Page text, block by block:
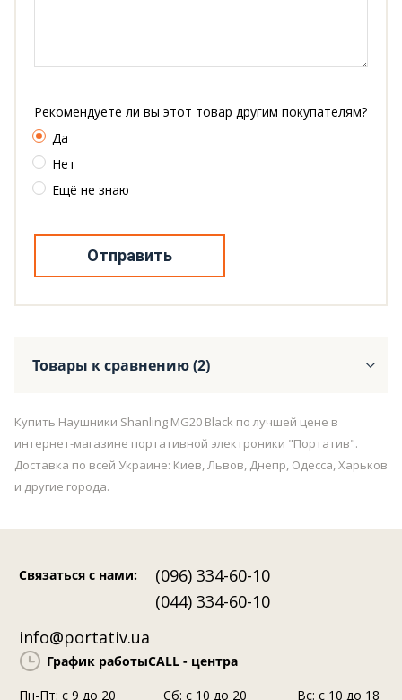
Рекомендуете ли вы этот товар другим покупателям?
Да
Нет
Ещё не знаю
Отправить
Товары к сравнению (2)
Купить Наушники Shanling MG20 Black по лучшей цене в
интернет-магазине портативной электроники "Портатив".
Доставка по всей Украине: Киев, Львов, Днепр, Одесса, Харьков
и другие города.
Связаться с нами:
(096) 334-60-10
(044) 334-60-10
info@portativ.ua
График работыCALL - центра
Пн-Пт: c 9 до 20
Сб: с 10 до 20 Вс: с 10 до 18